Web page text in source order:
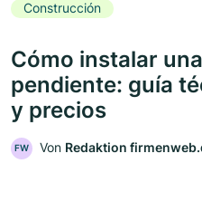
Construcción
Cómo instalar
pendiente: guía
y precios
FW Von Redaktion